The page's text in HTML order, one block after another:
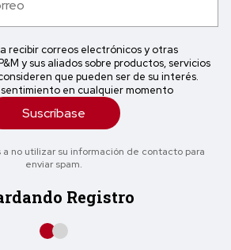
recibir correos electrónicos y otras
y sus aliados sobre productos, servicios
que pueden ser de su interés.
en cualquier momento
Suscríbase
no utilizar su información de contacto para
enviar spam.
Registro